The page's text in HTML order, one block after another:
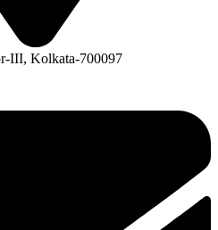
III, Kolkata-700097